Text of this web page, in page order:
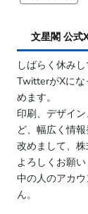
文星閣 公式
しばらく休み
TwitterがXにな
めます。
印刷、デザイ
ど、幅広く情報
改めまして、株
よろしくお願い
中の人のアカ
ん。